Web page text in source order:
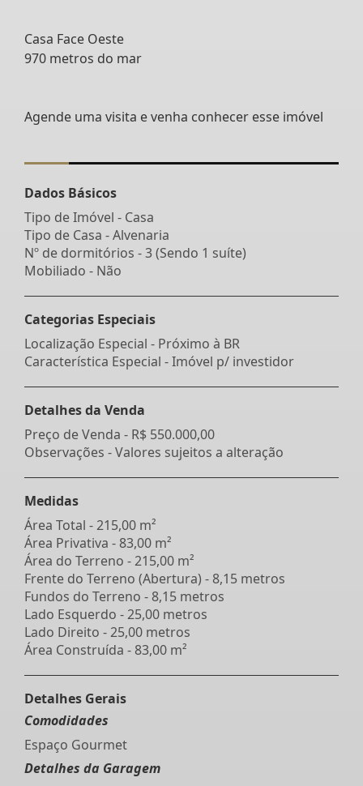
Casa Face Oeste
970 metros do mar
Agende uma visita e venha conhecer esse imóvel
Dados Básicos
Tipo de Imóvel - Casa
Tipo de Casa - Alvenaria
Nº de dormitórios - 3 (Sendo 1 suíte)
Mobiliado - Não
Categorias Especiais
Localização Especial - Próximo à BR
Característica Especial - Imóvel p/ investidor
Detalhes da Venda
Preço de Venda - R$ 550.000,00
Observações - Valores sujeitos a alteração
Medidas
Área Total - 215,00 m²
Área Privativa - 83,00 m²
Área do Terreno - 215,00 m²
Frente do Terreno (Abertura) - 8,15 metros
Fundos do Terreno - 8,15 metros
Lado Esquerdo - 25,00 metros
Lado Direito - 25,00 metros
Área Construída - 83,00 m²
Detalhes Gerais
Comodidades
Espaço Gourmet
Detalhes da Garagem